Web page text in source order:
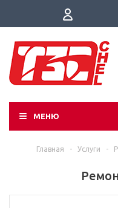
МЕНЮ
Главная - Услуги -